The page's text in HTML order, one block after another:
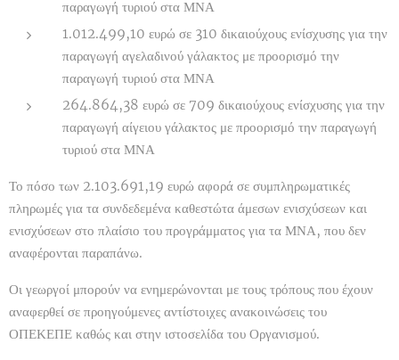
παραγωγή τυριού στα ΜΝΑ
1.012.499,10 ευρώ σε 310 δικαιούχους ενίσχυσης για την
παραγωγή αγελαδινού γάλακτος με προορισμό την
παραγωγή τυριού στα ΜΝΑ
264.864,38 ευρώ σε 709 δικαιούχους ενίσχυσης για την
παραγωγή αίγειου γάλακτος με προορισμό την παραγωγή
τυριού στα ΜΝΑ
Το πόσο των 2.103.691,19 ευρώ αφορά σε συμπληρωματικές
πληρωμές για τα συνδεδεμένα καθεστώτα άμεσων ενισχύσεων και
ενισχύσεων στο πλαίσιο του προγράμματος για τα ΜΝΑ, που δεν
αναφέρονται παραπάνω.
Οι γεωργοί μπορούν να ενημερώνονται με τους τρόπους που έχουν
αναφερθεί σε προηγούμενες αντίστοιχες ανακοινώσεις του
ΟΠΕΚΕΠΕ καθώς και στην ιστοσελίδα του Οργανισμού.